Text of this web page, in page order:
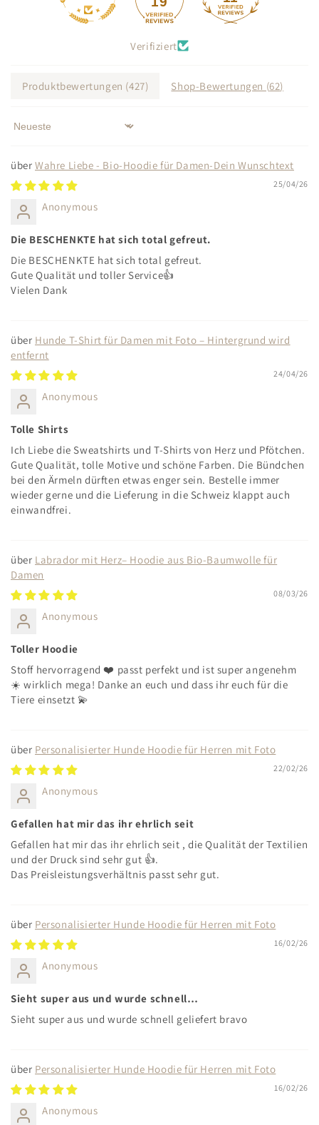
Verifiziert
Produktbewertungen (427) Shop-Bewertungen (62)
Sort by
Wahre Liebe - Bio-Hoodie für Damen-Dein Wunschtext
25/04/26
Anonymous
Die BESCHENKTE hat sich total gefreut.
Die BESCHENKTE hat sich total gefreut.
Gute Qualität und toller Service👍
Vielen Dank
Hunde T-Shirt für Damen mit Foto – Hintergrund wird
entfernt
24/04/26
Anonymous
Tolle Shirts
Ich Liebe die Sweatshirts und T-Shirts von Herz und Pfötchen.
Gute Qualität, tolle Motive und schöne Farben. Die Bündchen
bei den Ärmeln dürften etwas enger sein. Bestelle immer
wieder gerne und die Lieferung in die Schweiz klappt auch
einwandfrei.
Labrador mit Herz– Hoodie aus Bio-Baumwolle für
Damen
08/03/26
Anonymous
Toller Hoodie
Stoff hervorragend ❤️ passt perfekt und ist super angenehm
☀️ wirklich mega! Danke an euch und dass ihr euch für die
Tiere einsetzt 💫
Personalisierter Hunde Hoodie für Herren mit Foto
22/02/26
Anonymous
Gefallen hat mir das ihr ehrlich seit
Gefallen hat mir das ihr ehrlich seit , die Qualität der Textilien
und der Druck sind sehr gut 👍.
Das Preisleistungsverhältnis passt sehr gut.
Personalisierter Hunde Hoodie für Herren mit Foto
16/02/26
Anonymous
Sieht super aus und wurde schnell…
Sieht super aus und wurde schnell geliefert bravo
Personalisierter Hunde Hoodie für Herren mit Foto
16/02/26
Anonymous